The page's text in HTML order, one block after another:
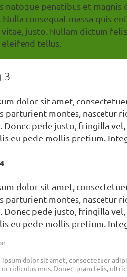
natoque penatibus et
Nulla consequat massa quis
justo. Nullam dictum
tellus.
3
dolor sit amet,
parturient montes, nascetur
Donec pede justo, fringilla
eu pede mollis pretium.
dolor sit amet,
parturient montes, nascetur
Donec pede justo, fringilla
eu pede mollis pretium.
ipsum dolor sit amet, consectetuer
ridiculus mus. Donec quam felis,